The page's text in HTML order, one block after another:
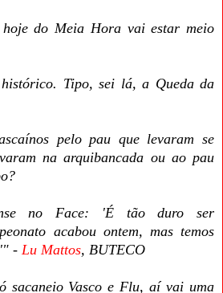
do Meia Hora vai estar meio
Tipo, sei lá, a Queda da
pelo pau que levaram se
na arquibancada ou ao pau
no Face: 'É tão duro ser
acabou ontem, mas temos
- Lu Mattos, BUTECO
sacaneio Vasco e Flu, aí vai uma